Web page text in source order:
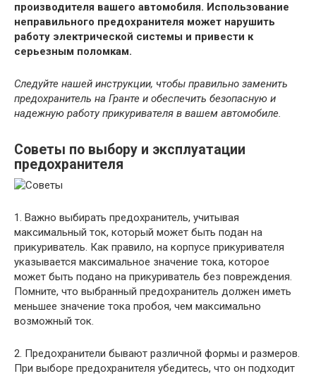
производителя вашего автомобиля. Использование
неправильного предохранителя может нарушить
работу электрической системы и привести к
серьезным поломкам.
Следуйте нашей инструкции, чтобы правильно заменить
предохранитель на Гранте и обеспечить безопасную и
надежную работу прикуривателя в вашем автомобиле.
Советы по выбору и эксплуатации
предохранителя
1. Важно выбирать предохранитель, учитывая
максимальный ток, который может быть подан на
прикуриватель. Как правило, на корпусе прикуривателя
указывается максимальное значение тока, которое
может быть подано на прикуриватель без повреждения.
Помните, что выбранный предохранитель должен иметь
меньшее значение тока пробоя, чем максимально
возможный ток.
2. Предохранители бывают различной формы и размеров.
При выборе предохранителя убедитесь, что он подходит